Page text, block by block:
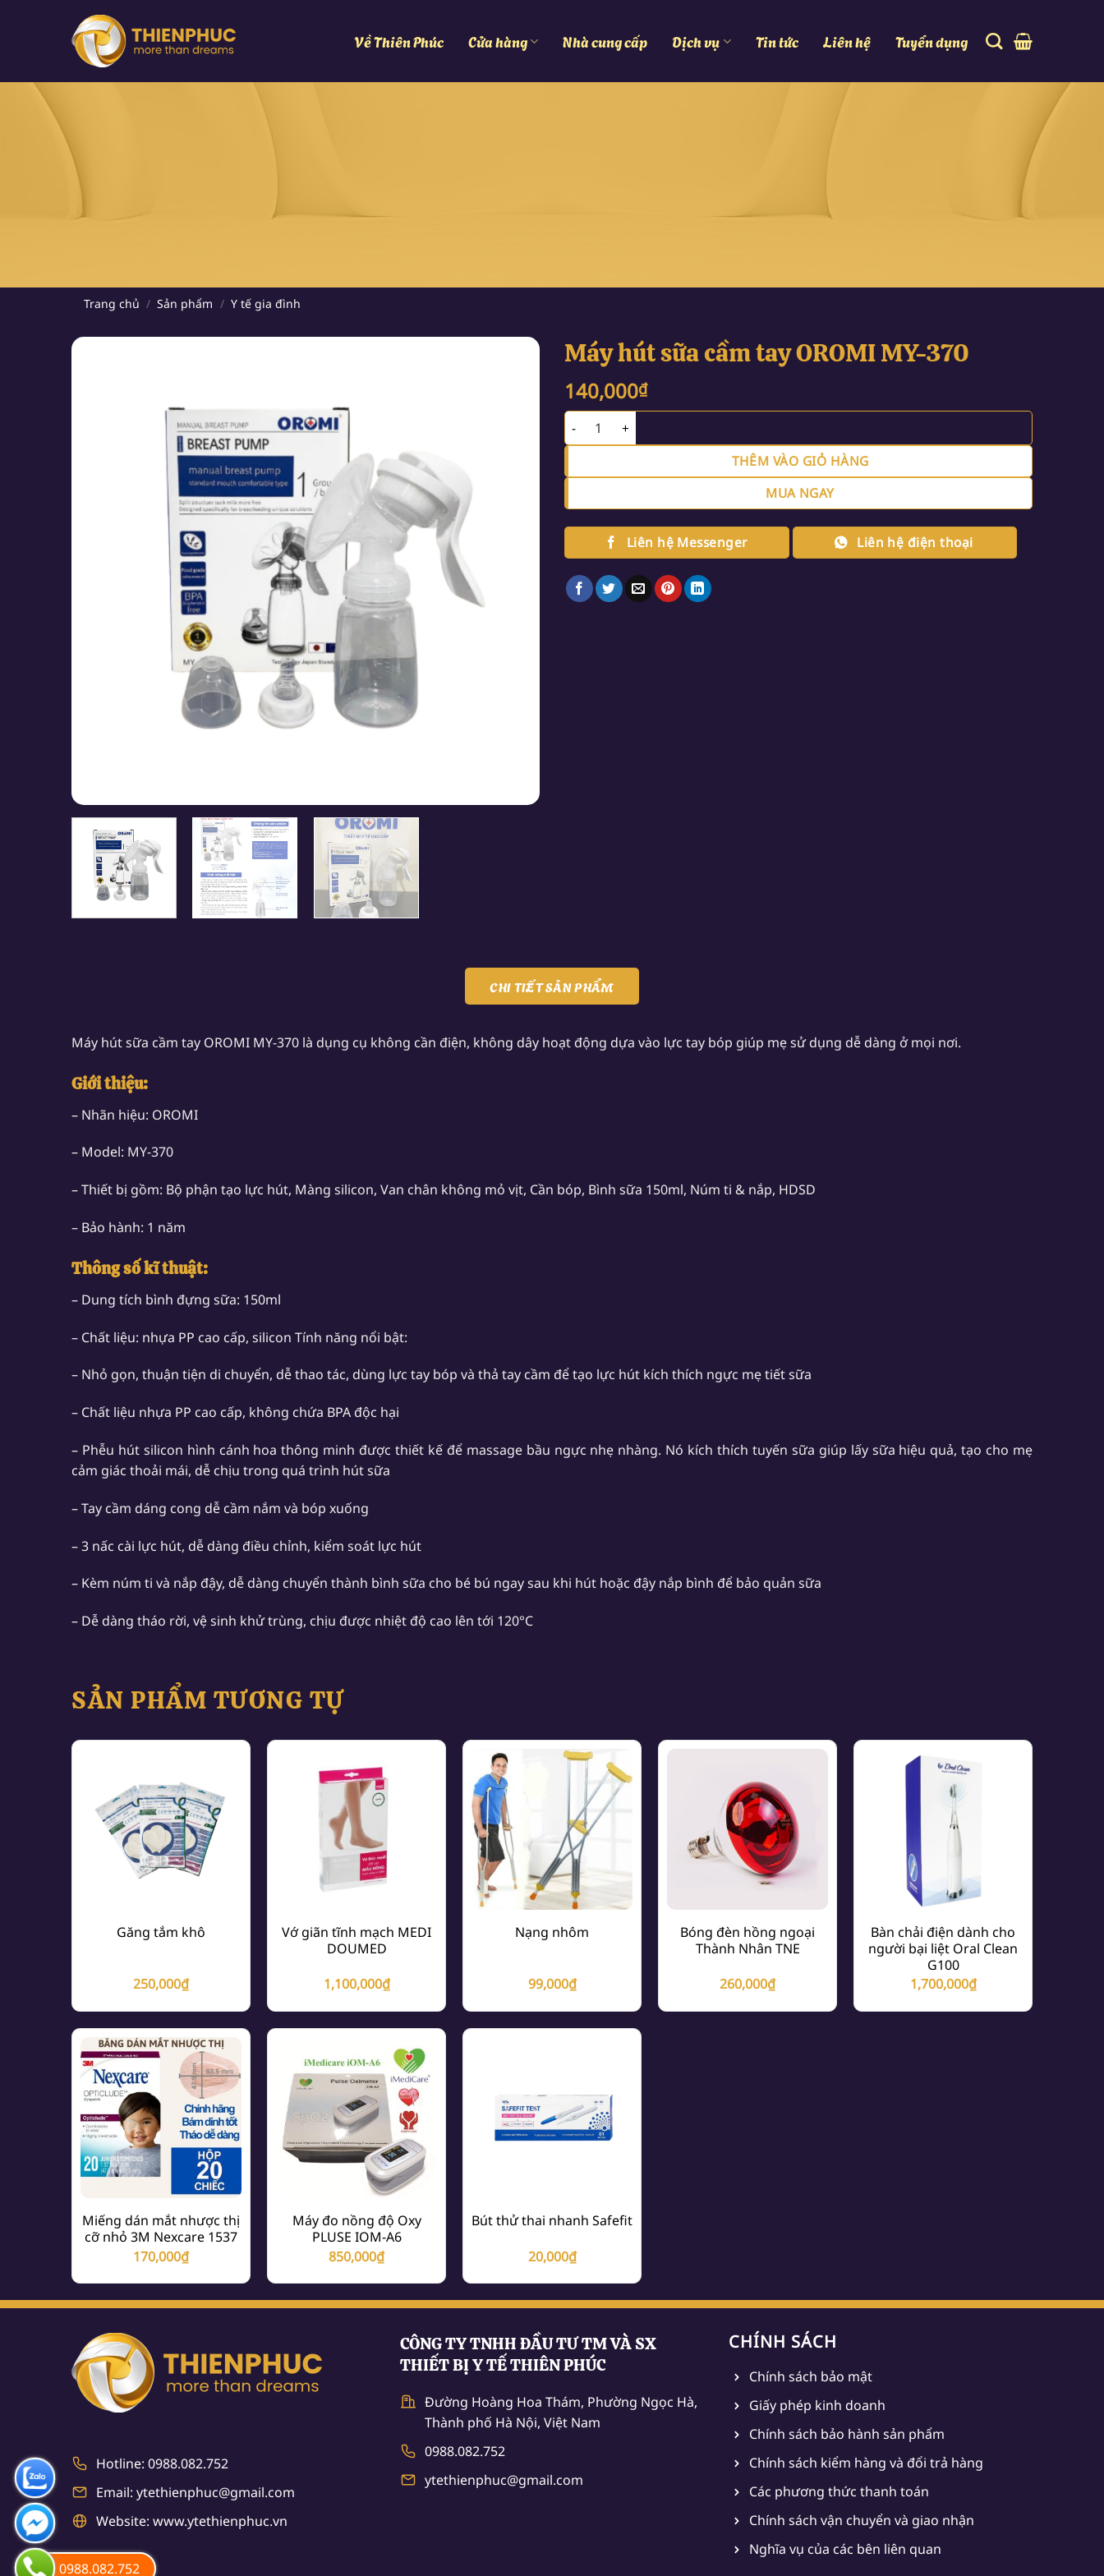
Về Thiên Phúc Cửa hàng Nhà cung cấp Dịch vụ Tin tức Liên hệ Tuyển dụng
Trang chủ / Sản phẩm / Y tế gia đình
Máy hút sữa cầm tay OROMI MY-370
140,000₫
Máy hút sữa cầm tay OROMI MY-370 số lượng
THÊM VÀO GIỎ HÀNG
MUA NGAY
Liên hệ Messenger Liên hệ điện thoại
CHI TIẾT SẢN PHẨM
Máy hút sữa cầm tay OROMI MY-370 là dụng cụ không cần điện, không dây hoạt động dựa vào lực tay bóp giúp mẹ sử dụng dễ dàng ở mọi nơi.
Giới thiệu:
– Nhãn hiệu: OROMI
– Model: MY-370
– Thiết bị gồm: Bộ phận tạo lực hút, Màng silicon, Van chân không mỏ vịt, Cần bóp, Bình sữa 150ml, Núm ti & nắp, HDSD
– Bảo hành: 1 năm
Thông số kĩ thuật:
– Dung tích bình đựng sữa: 150ml
– Chất liệu: nhựa PP cao cấp, silicon Tính năng nổi bật:
– Nhỏ gọn, thuận tiện di chuyển, dễ thao tác, dùng lực tay bóp và thả tay cầm để tạo lực hút kích thích ngực mẹ tiết sữa
– Chất liệu nhựa PP cao cấp, không chứa BPA độc hại
– Phễu hút silicon hình cánh hoa thông minh được thiết kế để massage bầu ngực nhẹ nhàng. Nó kích thích tuyến sữa giúp lấy sữa hiệu quả, tạo cho mẹ
cảm giác thoải mái, dễ chịu trong quá trình hút sữa
– Tay cầm dáng cong dễ cầm nắm và bóp xuống
– 3 nấc cài lực hút, dễ dàng điều chỉnh, kiểm soát lực hút
– Kèm núm ti và nắp đậy, dễ dàng chuyển thành bình sữa cho bé bú ngay sau khi hút hoặc đậy nắp bình để bảo quản sữa
– Dễ dàng tháo rời, vệ sinh khử trùng, chịu được nhiệt độ cao lên tới 120°C
SẢN PHẨM TƯƠNG TỰ
Găng tắm khô
250,000₫
Vớ giãn tĩnh mạch MEDI
DOUMED
1,100,000₫
Nạng nhôm
99,000₫
Bóng đèn hồng ngoại
Thành Nhân TNE
260,000₫
Bàn chải điện dành cho
người bại liệt Oral Clean
G100
1,700,000₫
Miếng dán mắt nhược thị
cỡ nhỏ 3M Nexcare 1537
170,000₫
Máy đo nồng độ Oxy
PLUSE IOM-A6
850,000₫
Bút thử thai nhanh Safefit
20,000₫
Hotline: 0988.082.752
Email: ytethienphuc@gmail.com
Website: www.ytethienphuc.vn
CÔNG TY TNHH ĐẦU TƯ TM VÀ SX
THIẾT BỊ Y TẾ THIÊN PHÚC
Đường Hoàng Hoa Thám, Phường Ngọc Hà,
Thành phố Hà Nội, Việt Nam
0988.082.752
ytethienphuc@gmail.com
CHÍNH SÁCH
Chính sách bảo mật
Giấy phép kinh doanh
Chính sách bảo hành sản phẩm
Chính sách kiểm hàng và đổi trả hàng
Các phương thức thanh toán
Chính sách vận chuyển và giao nhận
Nghĩa vụ của các bên liên quan
0988.082.752